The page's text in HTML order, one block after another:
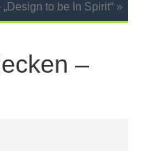
to be In Spirit“ »
–